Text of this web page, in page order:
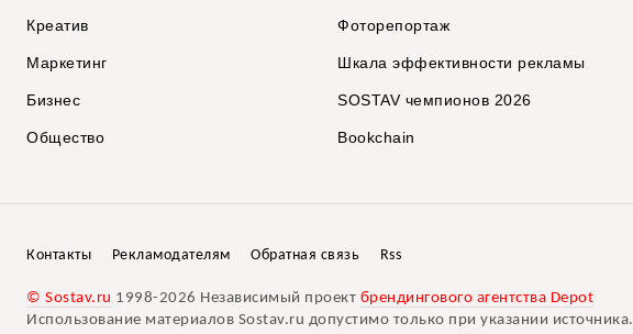
Креатив
Маркетинг
Бизнес
Общество
Фоторепортаж
Шкала эффективности рекламы
SOSTAV чемпионов 2026
Bookchain
Контакты Рекламодателям Обратная связь Rss
© Sostav.ru 1998-2026 Независимый проект брендингового агентства Depot
Использование материалов Sostav.ru допустимо только при указании источника.